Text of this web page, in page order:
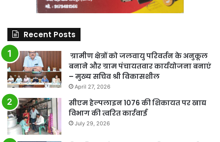
Recent Posts
ग्रामीण क्षेत्रों को जलवायु परिवर्तन के अनुकूल
बनाने और ग्राम पंचायतवार कार्ययोजना बनाएं
– मुख्य सचिव श्री विकासशील
April 27, 2026
सीएम हेल्पलाइन 1076 की शिकायत पर खाद्य
विभाग की त्वरित कार्रवाई
July 29, 2026